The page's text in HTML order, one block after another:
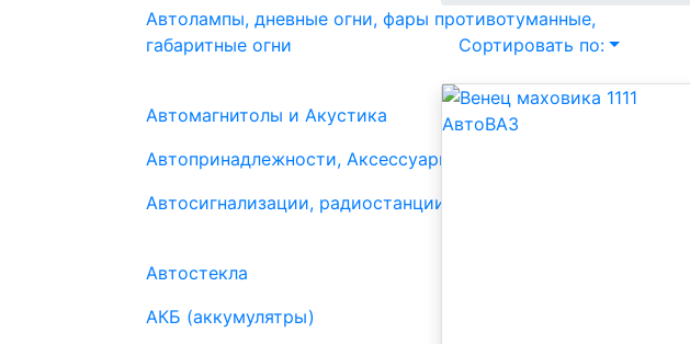
Автолампы, дневные огни, фары противотуманные,
габаритные огни
Автомагнитолы и Акустика
Автопринадлежности, Аксессуары
Автосигнализации, радиостанции
Автостекла
АКБ (аккумулятры)
Сортировать по: